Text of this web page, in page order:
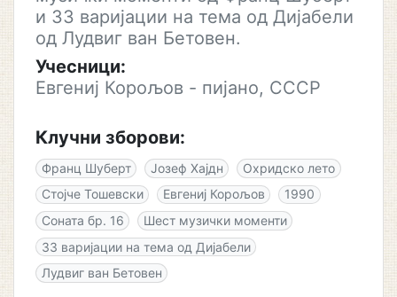
и 33 варијации на тема од Дијабели
од Лудвиг ван Бетовен.
Учесници:
Евгениј Корољов - пијано, СССР
Клучни зборови:
Франц Шуберт Јозеф Хајдн
Охридско лето
Стојче Тошевски
Евгениј Корољов
1990
Соната бр. 16
Шест музички моменти
33 варијации на тема од Дијабели
Лудвиг ван Бетовен